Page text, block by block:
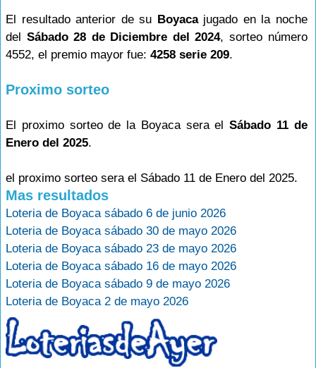
El resultado anterior de su Boyacajugado en la noche
del Sábado 28 de Diciembre del 2024, sorteo número
4552, el premio mayor fue: 4258 serie 209.
Proximo sorteo
El proximo sorteo de la Boyaca sera elSábado 11 de
Enero del 2025.
el proximo sorteo sera el Sábado 11 de Enero del 2025.
Mas resultados
Loteria de Boyaca sábado 6 de junio 2026
Loteria de Boyaca sábado 30 de mayo 2026
Loteria de Boyaca sábado 23 de mayo 2026
Loteria de Boyaca sábado 16 de mayo 2026
Loteria de Boyaca sábado 9 de mayo 2026
Loteria de Boyaca 2 de mayo 2026